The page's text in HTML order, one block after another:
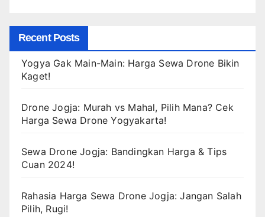
Recent Posts
Yogya Gak Main-Main: Harga Sewa Drone Bikin
Kaget!
Drone Jogja: Murah vs Mahal, Pilih Mana? Cek
Harga Sewa Drone Yogyakarta!
Sewa Drone Jogja: Bandingkan Harga & Tips
Cuan 2024!
Rahasia Harga Sewa Drone Jogja: Jangan Salah
Pilih, Rugi!